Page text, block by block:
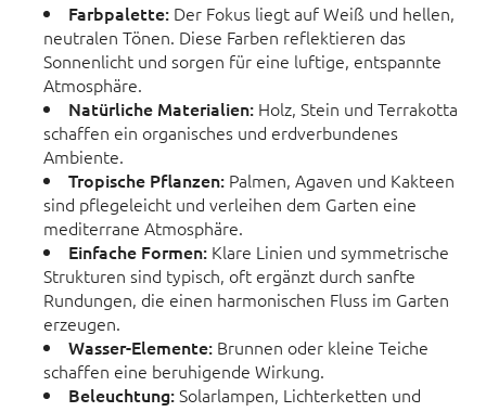
Farbpalette: Der Fokus liegt auf Weiß und hellen,
neutralen Tönen. Diese Farben reflektieren das
Sonnenlicht und sorgen für eine luftige, entspannte
Atmosphäre.
Natürliche Materialien: Holz, Stein und Terrakotta
schaffen ein organisches und erdverbundenes
Ambiente.
Tropische Pflanzen: Palmen, Agaven und Kakteen
sind pflegeleicht und verleihen dem Garten eine
mediterrane Atmosphäre.
Einfache Formen: Klare Linien und symmetrische
Strukturen sind typisch, oft ergänzt durch sanfte
Rundungen, die einen harmonischen Fluss im Garten
erzeugen.
Wasser-Elemente: Brunnen oder kleine Teiche
schaffen eine beruhigende Wirkung.
Beleuchtung:Solarlampen, Lichterketten und